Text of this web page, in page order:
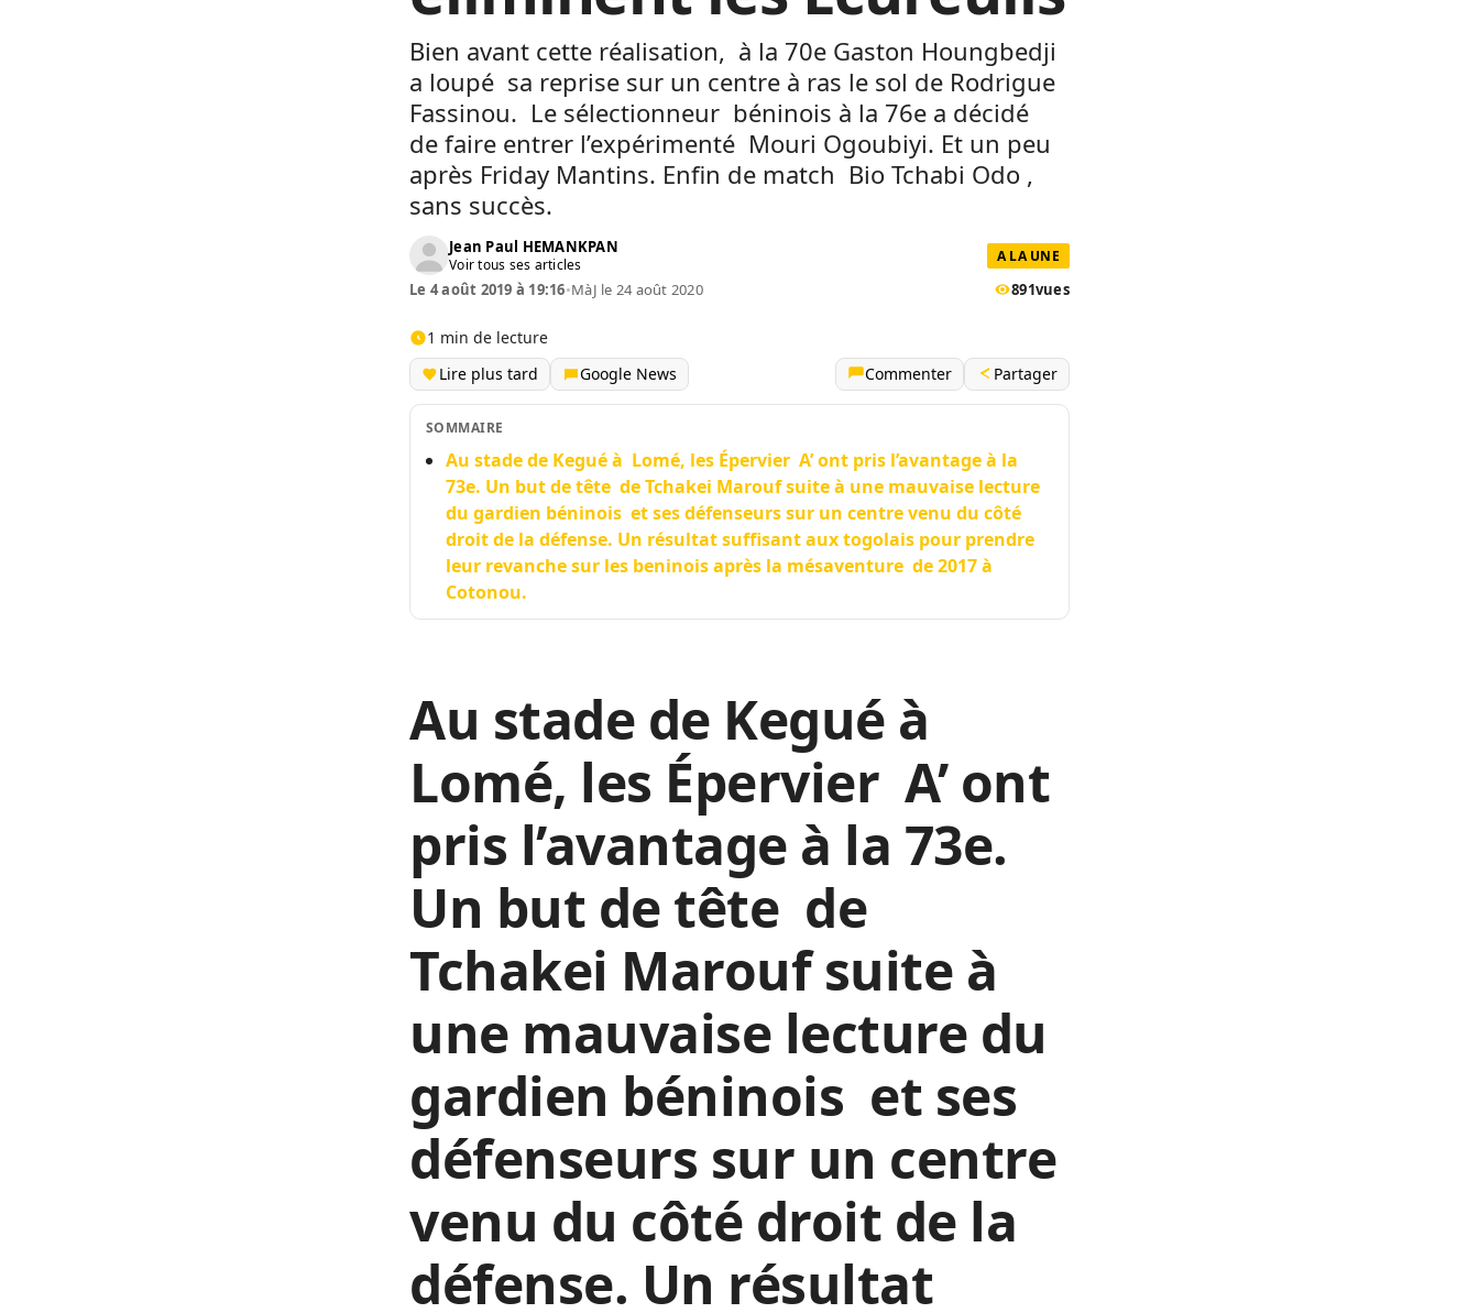
Bien avant cette réalisation, à la 70e Gaston Houngbedji
a loupé sa reprise sur un centre à ras le sol de Rodrigue
Fassinou. Le sélectionneur béninois à la 76e a décidé
de faire entrer l’expérimenté Mouri Ogoubiyi. Et un peu
après Friday Mantins. Enfin de match Bio Tchabi Odo ,
sans succès.
Jean Paul HEMANKPAN
Voir tous ses articles A LA UNE
Le 4 août 2019 à 19:16•MàJ le 24 août 2020 891vues
1 min de lecture
Lire plus tard
Google News Commenter Partager
SOMMAIRE
Au stade de Kegué à Lomé, les Épervier A’ ont pris l’avantage à la
73e. Un but de tête de Tchakei Marouf suite à une mauvaise lecture
du gardien béninois et ses défenseurs sur un centre venu du côté
droit de la défense. Un résultat suffisant aux togolais pour prendre
leur revanche sur les beninois après la mésaventure de 2017 à
Cotonou.
Au stade de Kegué à
Lomé, les Épervier A’ ont
pris l’avantage à la 73e.
Un but de tête de
Tchakei Marouf suite à
une mauvaise lecture du
gardien béninois et ses
défenseurs sur un centre
venu du côté droit de la
défense. Un résultat